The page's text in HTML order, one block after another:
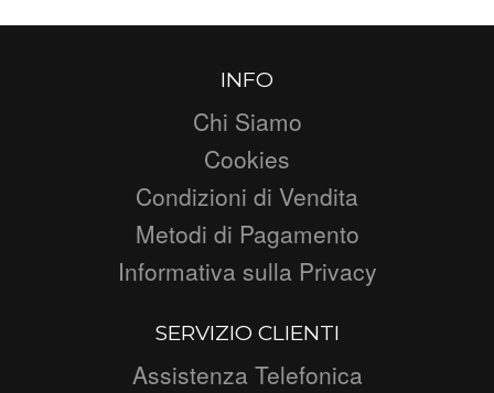
INFO
Chi Siamo
Cookies
Condizioni di Vendita
Metodi di Pagamento
Informativa sulla Privacy
SERVIZIO CLIENTI
Assistenza Telefonica